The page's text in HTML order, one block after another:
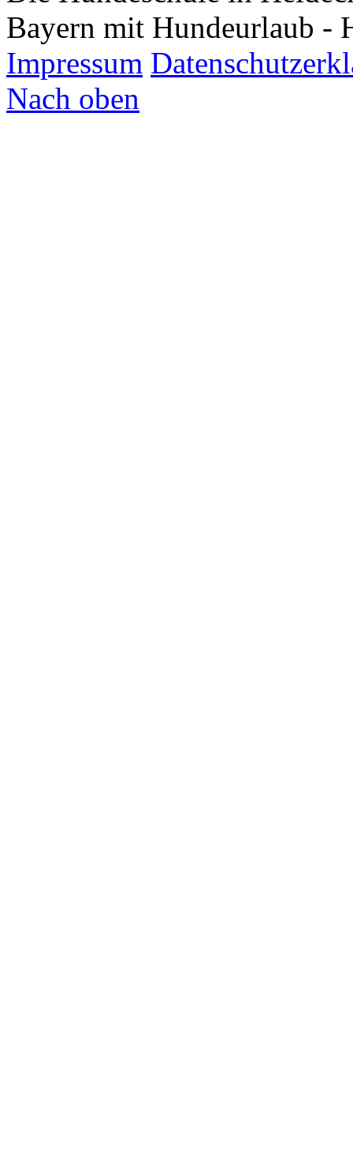
Bayern mit Hundeurlaub -
Impressum
Nach oben